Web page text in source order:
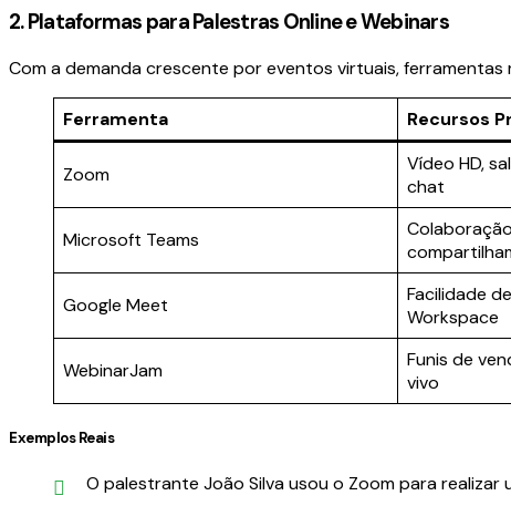
2. Plataformas para Palestras Online e Webinars
Com a demanda crescente por eventos virtuais,
Ferramenta Recursos
Zoom
Vídeo HD,
chat
Microsoft Teams
Google Meet
Facilidade
Workspace
WebinarJam
Funis de
vivo
Exemplos Reais
O palestrante João Silva usou o Zoom para